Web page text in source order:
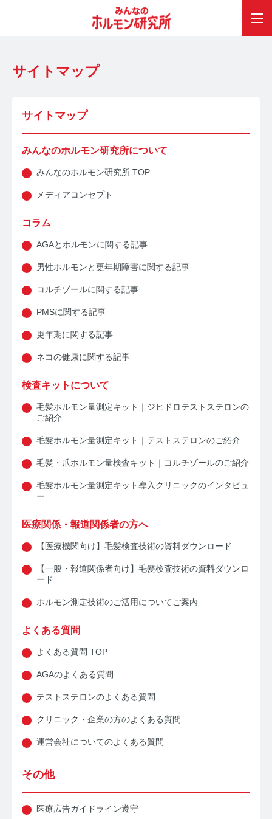
みんなのホルモン研究所 TOP
メディアコンセプト
AGA
AGAコラム TOP
テストステロン
テストステロンコラム TOP
コルチゾール
コルチゾールコラム TOP
PMS
PMSコラム TOP
更年期
更年期コラム TOP
ネコの健康
毛髪・爪ホルモン量測定キットについて知りたい方
ご紹介
【男性力を可視化】毛髪ホルモン量測定キットのご紹
介
サイトマップ
サイトマップ
みんなのホルモン研究所について
みんなのホルモン研究所 TOP
メディアコンセプト
コラム
AGAとホルモンに関する記事
男性ホルモンと更年期障害に関する記事
コルチゾールに関する記事
PMSに関する記事
更年期に関する記事
ネコの健康に関する記事
検査キットについて
毛髪ホルモン量測定キット｜ジヒドロテストステロンの
ご紹介
毛髪ホルモン量測定キット｜テストステロンのご紹介
毛髪・爪ホルモン量検査キット｜コルチゾールのご紹介
毛髪ホルモン量測定キット導入クリニックのインタビュ
ー
医療関係・報道関係者の方へ
【医療機関向け】毛髪検査技術の資料ダウンロード
【一般・報道関係者向け】毛髪検査技術の資料ダウンロ
ード
ホルモン測定技術のご活用についてご案内
よくある質問
よくある質問 TOP
AGAのよくある質問
テストステロンのよくある質問
クリニック・企業の方のよくある質問
運営会社についてのよくある質問
その他
医療広告ガイドライン遵守